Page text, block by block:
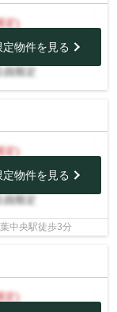
物件を見る
物件を見る
中央駅徒歩3分